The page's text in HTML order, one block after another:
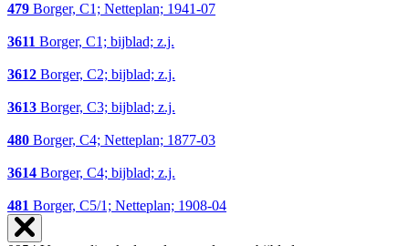
479 Borger, C1; Netteplan; 1941-07
3611 Borger, C1; bijblad; z.j.
3612 Borger, C2; bijblad; z.j.
3613 Borger, C3; bijblad; z.j.
480 Borger, C4; Netteplan; 1877-03
3614 Borger, C4; bijblad; z.j.
481 Borger, C5/1; Netteplan; 1908-04